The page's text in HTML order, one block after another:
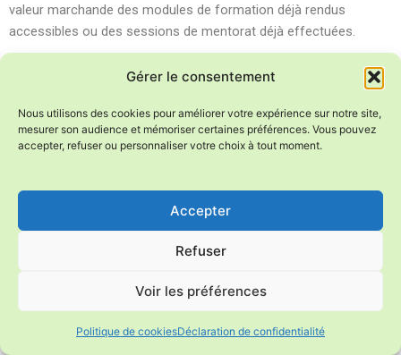
Gérer le consentement
Nous utilisons des cookies pour améliorer votre expérience sur notre site,
mesurer son audience et mémoriser certaines préférences. Vous pouvez
accepter, refuser ou personnaliser votre choix à tout moment.
Accepter
Refuser
Voir les préférences
Politique de cookiesDéclaration de confidentialité
valeur marchande des modules de formation déjà rendus
accessibles ou des sessions de mentorat déjà effectuées.
9.2 Résiliation par La société Animasanté sàrl
La société Animasanté sàrl se réserve le droit de mettre un
terme immédiat au Service auquel le Client a souscrit en cas de
un intérêt moratoire de 5% par an (conformément à l’art. 104
CO), sans qu’un rappel ne soit nécessaire si une date de
paiement était fixée. En cas de rappel, des frais de gestion
administrative de 20 CHF par rappel pourront être facturés.
La société Animasanté sàrl se réserve par ailleurs le droit de